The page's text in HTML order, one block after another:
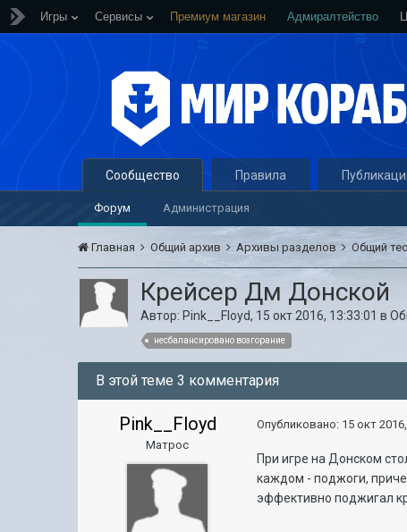
Игры Сервисы Премиум магазин Адмиралтейство
Сообщество
Форум Администрация
Правила
Главная Общий архив Архивы разделов Общий
Крейсер Дм Донской
Автор: Pink__Floyd, 15 окт 2016, 13:33:01 в
несбалансировано возгорание
В этой теме 3 комментария
Pink__Floyd
Матрос
Опубликовано: 15 окт
При игре на Донском
каждом - поджоги,
эффективно поджигал